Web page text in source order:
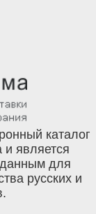
каталог
и является
для
русских и